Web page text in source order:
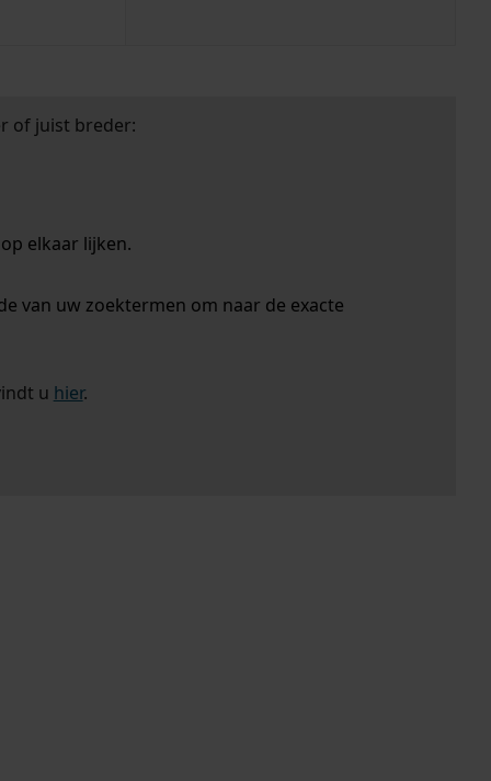
of juist breder:
elkaar lijken.
van uw zoektermen om naar de exacte
u hier.